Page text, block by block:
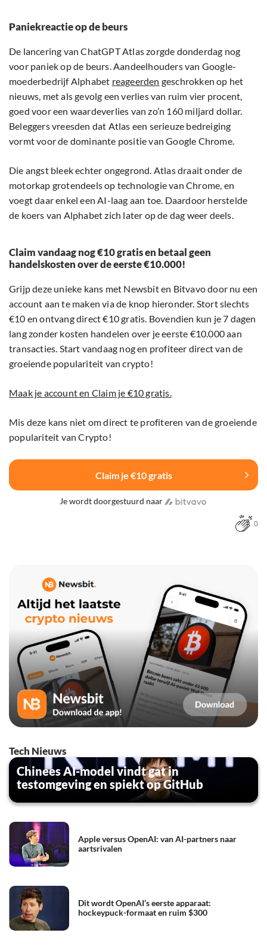
Paniekreactie op de beurs
De lancering van ChatGPT Atlas zorgde donderdag nog
voor paniek op de beurs. Aandeelhouders van Google-
moederbedrijf Alphabet reageerden geschrokken op het
nieuws, met als gevolg een verlies van ruim vier procent,
goed voor een waardeverlies van zo’n 160 miljard dollar.
Beleggers vreesden dat Atlas een serieuze bedreiging
vormt voor de dominante positie van Google Chrome.
Die angst bleek echter ongegrond. Atlas draait onder de
motorkap grotendeels op technologie van Chrome, en
voegt daar enkel een AI-laag aan toe. Daardoor herstelde
de koers van Alphabet zich later op de dag weer deels.
Claim vandaag nog €10 gratis en betaal geen
handelskosten over de eerste €10.000!
Grijp deze unieke kans met Newsbit en Bitvavo door nu een
account aan te maken via de knop hieronder. Stort slechts
€10 en ontvang direct €10 gratis. Bovendien kun je 7 dagen
lang zonder kosten handelen over je eerste €10.000 aan
transacties. Start vandaag nog en profiteer direct van de
groeiende populariteit van crypto!
Maak je account en Claim je €10 gratis.
Mis deze kans niet om direct te profiteren van de groeiende
populariteit van Crypto!
Claim je €10 gratis
Je wordt doorgestuurd naar
0
Tech Nieuws
Chinees AI-model vindt gat in
testomgeving en spiekt op GitHub
Apple versus OpenAI: van AI-partners naar
aartsrivalen
Dit wordt OpenAI’s eerste apparaat:
hockeypuck-formaat en ruim $300